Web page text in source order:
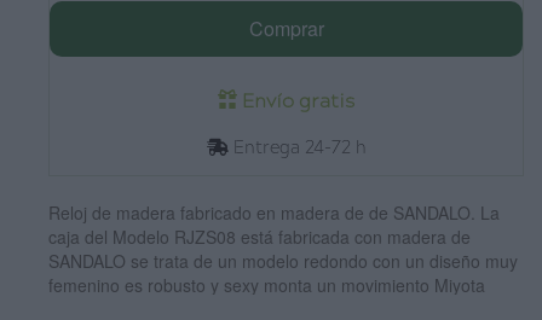
Comprar
Envío gratis
Entrega 24-72 h
Reloj de madera fabricado en madera de de SANDALO. La
caja del Modelo RJZS08 está fabricada con madera de
SANDALO se trata de un modelo redondo con un diseño muy
femenino es robusto y sexy monta un movimiento Miyota